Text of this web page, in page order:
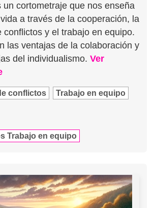
un cortometraje que nos enseña
a través de la cooperación, la
conflictos y el trabajo en equipo.
las ventajas de la colaboración y
del individualismo.Ver
conflictos Trabajo en equipo
Trabajo en equipo